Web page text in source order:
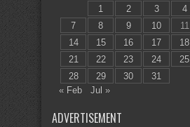
1
2 3 4
7
8 9 10 11
14
15 16 17 18
21
22 23 24 25
28
29 30
31
« Feb
Jul »
ADVERTISEMENT